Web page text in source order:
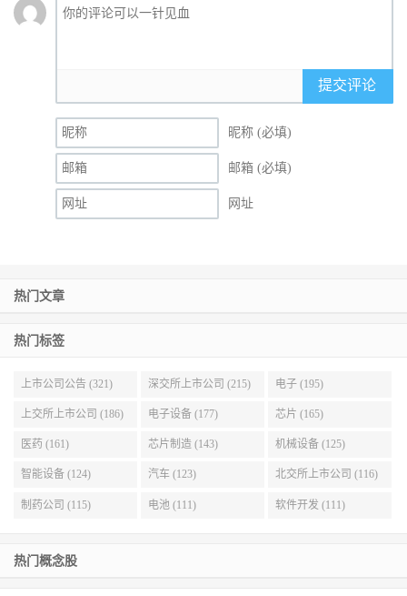
提交评论
昵称 (必填)
邮箱 (必填)
网址
热门文章
热门标签
上市公司公告 (321) 深交所上市公司 (215) 电子 (195)
上交所上市公司 (186) 电子设备 (177) 芯片 (165)
医药 (161) 芯片制造 (143) 机械设备 (125)
智能设备 (124) 汽车 (123) 北交所上市公司 (116)
制药公司 (115) 电池 (111) 软件开发 (111)
热门概念股